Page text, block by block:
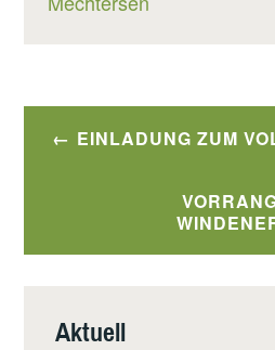
Beitragsnavigation
EINLADUNG ZUM
Aktuell